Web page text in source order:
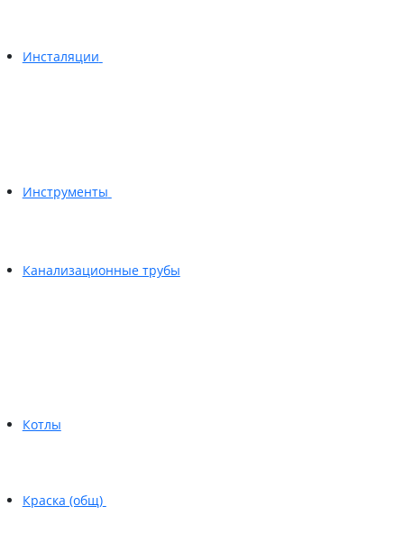
Инсталяции
Инструменты
Канализационные трубы
Котлы
Краска (общ)